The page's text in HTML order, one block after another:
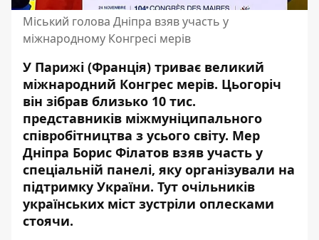
Міський голова Дніпра взяв участь у
міжнародному Конгресі мерів
У Парижі (Франція) триває великий
міжнародний Конгрес мерів. Цьогоріч
він зібрав близько 10 тис.
представників міжмуніципального
співробітництва з усього світу. Мер
Дніпра Борис Філатов взяв участь у
спеціальній панелі, яку організували на
підтримку України. Тут очільників
українських міст зустріли оплесками
стоячи.